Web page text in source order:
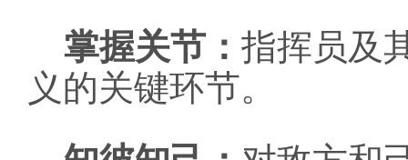
掌握关节： 指挥员及
义的关键环节。